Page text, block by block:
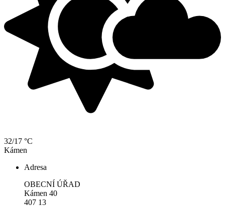
32/17 °C
Kámen
Adresa
OBECNÍ ÚŘAD
Kámen 40
407 13